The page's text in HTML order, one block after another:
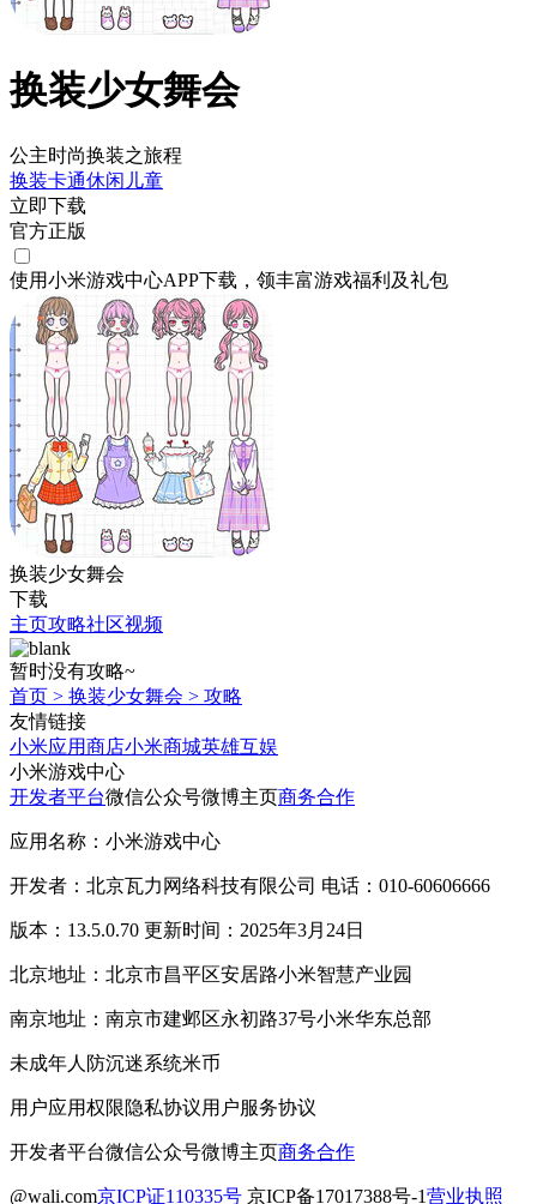
换装少女舞会
公主时尚换装之旅程
换装卡通休闲 儿童
立即下载
官方正版
使用小米游戏中心APP下载 ，领丰富游戏福利 及礼包
换装少女舞会
下载
主页攻略社区视频
暂时没有攻略~
首页 > 换装少女舞会 > 攻略
友情链接
小米应用商店小米商城英雄互娱
小米游戏中心
开发者平台微信公众号微博主页商务合作
应用名称：小米游戏中心
开发者：北京瓦力网络科技有限公司 电话：010-60606666
版本：13.5.0.70 更新时间：2025年3月24日
北京地址：北京市昌平区安居路小米智慧产业园
南京地址：南京市建邺区永初路37号小米华东总部
未成年人防沉迷系统米币
用户应用权限隐私协议用户服务协议
开发者平台微信公众号微博主页商务合作
@wali.com京ICP证110335号 京ICP备17017388号-1营业执照